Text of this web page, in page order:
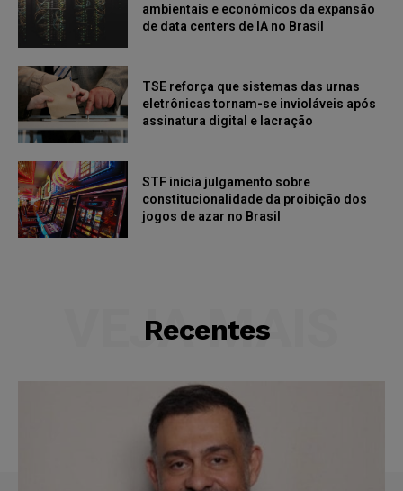
ambientais e econômicos da expansão
de data centers de IA no Brasil
TSE reforça que sistemas das urnas
eletrônicas tornam-se invioláveis após
assinatura digital e lacração
STF inicia julgamento sobre
constitucionalidade da proibição dos
jogos de azar no Brasil
Recentes
VEJA MAIS